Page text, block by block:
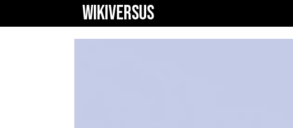
WIKIVERSUS